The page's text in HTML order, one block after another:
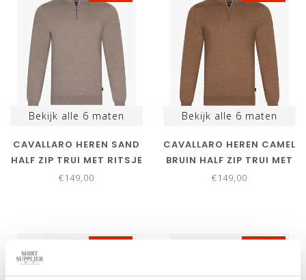
Bekijk alle 6 maten
CAVALLARO HEREN SAND
HALF ZIP TRUI MET RITSJE
€149,00
Bekijk alle 6 maten
CAVALLARO HEREN CAMEL
BRUIN HALF ZIP TRUI MET
RITSJE
€149,00